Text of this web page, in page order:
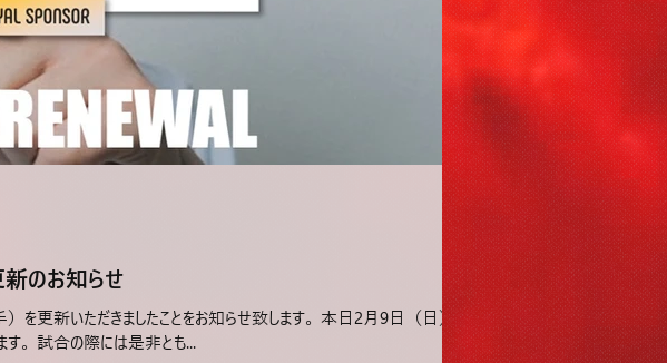
のお知らせ
更新いただきましたことをお知らせ致します。 本日2月9日（日）
。 試合の際には是非とも...